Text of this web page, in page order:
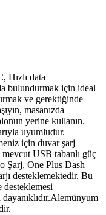
Hızlı data
bulundurmak için ideal
ve gerektiğinde
masanızda
yerine kullanın.
uyumludur.
için duvar şarj
USB tabanlı güç
Şarj, One Plus Dash
desteklemektedir. Bu
desteklemesi